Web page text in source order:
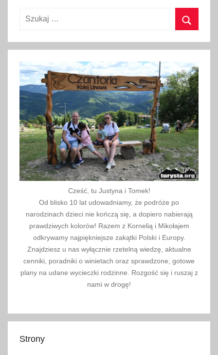
Szukaj:
Cześć, tu Justyna i Tomek!
Od blisko 10 lat udowadniamy, że podróże po
narodzinach dzieci nie kończą się, a dopiero nabierają
prawdziwych kolorów! Razem z Kornelią i Mikołajem
odkrywamy najpiękniejsze zakątki Polski i Europy.
Znajdziesz u nas wyłącznie rzetelną wiedzę, aktualne
cenniki, poradniki o winietach oraz sprawdzone, gotowe
plany na udane wycieczki rodzinne. Rozgość się i ruszaj z
nami w drogę!
Strony